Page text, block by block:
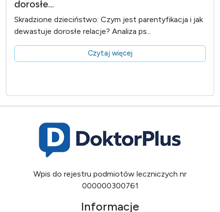
dorosłe...
Skradzione dzieciństwo: Czym jest parentyfikacja i jak
dewastuje dorosłe relacje? Analiza ps...
Czytaj więcej
Wpis do rejestru podmiotów leczniczych nr
000000300761
Informacje